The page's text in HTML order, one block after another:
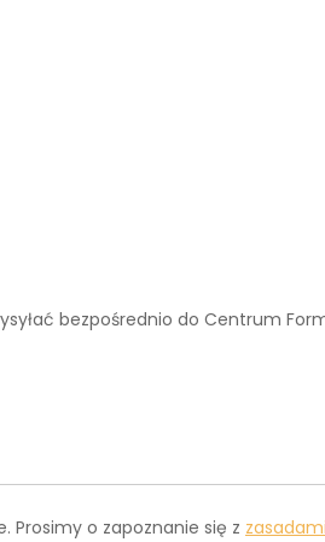
bezpośrednio do Centrum
Prosimy o zapoznanie się z